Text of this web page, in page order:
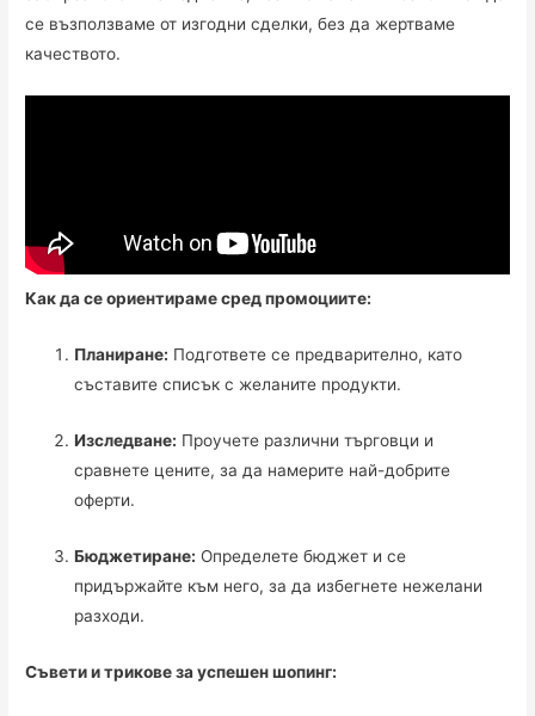
се възползваме от изгодни сделки, без да жертваме
качеството.
Как да се ориентираме сред промоциите:
Планиране: Подгответе се предварително, като
съставите списък с желаните продукти.
Изследване: Проучете различни търговци и
сравнете цените, за да намерите най-добрите
оферти.
Бюджетиране: Определете бюджет и се
придържайте към него, за да избегнете нежелани
разходи.
Съвети и трикове за успешен шопинг: